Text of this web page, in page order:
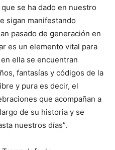
se ha dado en nuestro
sigan manifestando
pasado de generación en
es un elemento vital para
ella se encuentran
fantasías y códigos de la
y pura es decir, el
que acompañan a
de su historia y se
nuestros días”.